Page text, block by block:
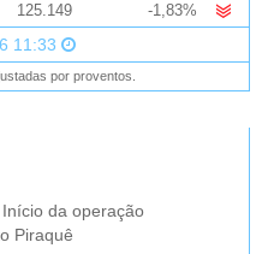
125.149 -1,83%
11:33
por proventos.
da operação
Piraquê